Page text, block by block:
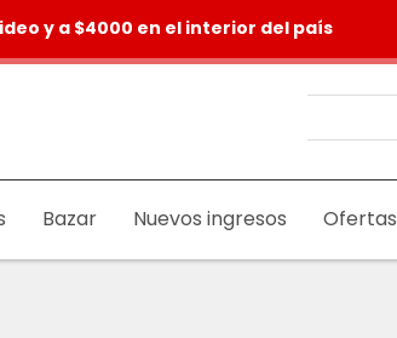
y a $4000 en el interior del país
Bazar Nuevos ingresos Ofertas